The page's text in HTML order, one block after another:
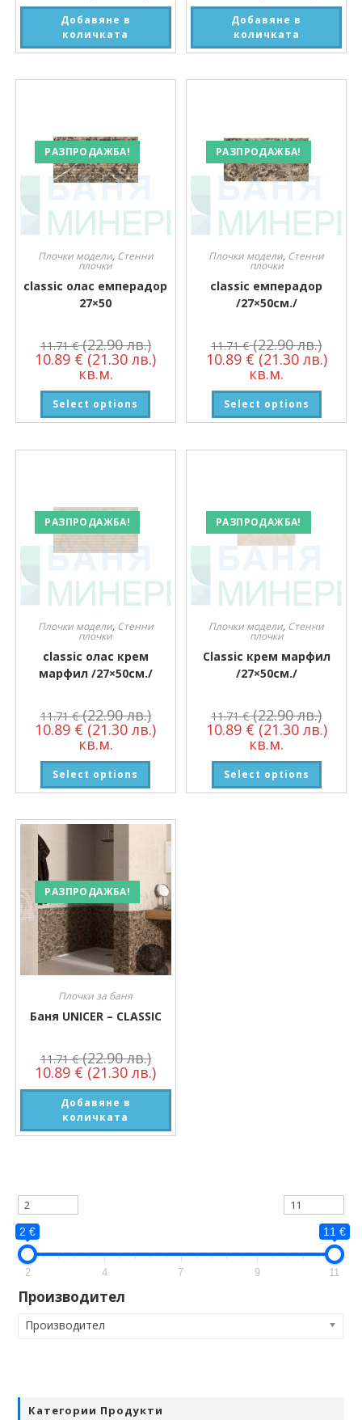
Добавяне в
количката
Добавяне в
количката
РАЗПРОДАЖБА!
Плочки модели, Стенни
плочки
classic олас емперадор
27×50
11.71€ (22.90 лв.)
10.89 € (21.30 лв.)
кв.м.
Select options
РАЗПРОДАЖБА!
Плочки модели, Стенни
плочки
classic емперадор
/27×50см./
11.71€ (22.90 лв.)
10.89 € (21.30 лв.)
кв.м.
Select options
РАЗПРОДАЖБА!
Плочки модели, Стенни
плочки
classic олас крем
марфил /27×50см./
11.71€ (22.90 лв.)
10.89 € (21.30 лв.)
кв.м.
Select options
РАЗПРОДАЖБА!
Плочки модели, Стенни
плочки
Classic крем марфил
/27×50см./
11.71€ (22.90 лв.)
10.89 € (21.30 лв.)
кв.м.
Select options
РАЗПРОДАЖБА!
Плочки за баня
Баня UNICER – CLASSIC
11.71€ (22.90 лв.)
10.89 € (21.30 лв.)
Добавяне в
количката
2 € 11 €
2 4 7 9 11
Производител
Производител
Категории Продукти